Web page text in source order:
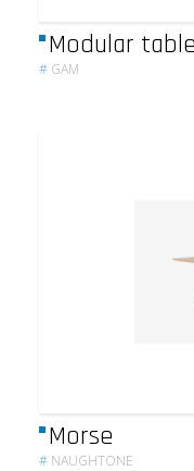
Modular table
# GAM
Morse
# NAUGHTONE